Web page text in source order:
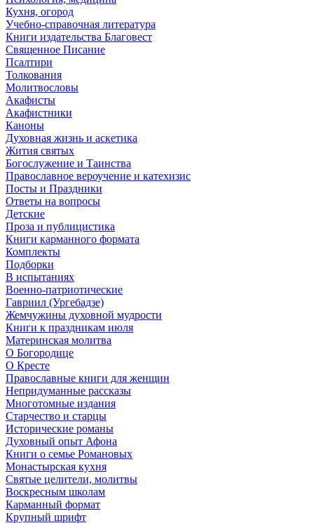
Кухня, огород
Учебно-справочная литература
Книги издательства Благовест
Священное Писание
Псалтири
Толкования
Молитвословы
Акафисты
Акафистники
Каноны
Духовная жизнь и аскетика
Жития святых
Богослужение и Таинства
Православное вероучение и катехизис
Посты и Праздники
Ответы на вопросы
Детские
Проза и публицистика
Книги карманного формата
Комплекты
Подборки
В испытаниях
Военно-патриотические
Гавриил (Ургебадзе)
Жемчужины духовной мудрости
Книги к праздникам июля
Материнская молитва
О Богородице
О Кресте
Православные книги для женщин
Непридуманные рассказы
Многотомные издания
Старчество и старцы
Исторические романы
Духовный опыт Афона
Книги о семье Романовых
Монастырская кухня
Святые целители, молитвы
Воскресным школам
Карманный формат
Крупный шрифт